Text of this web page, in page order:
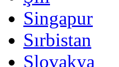
Singapur
Sırbistan
Slovakya